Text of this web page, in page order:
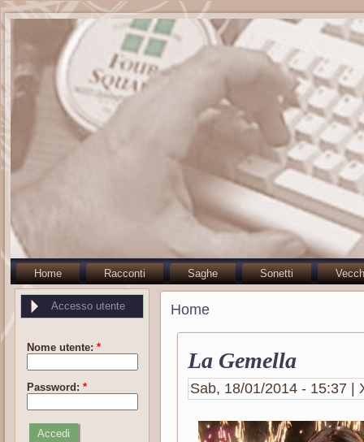
Home Racconti Saghe Sonetti
Accesso utente
Nome utente: *
Password: *
Home
La Gemella
Sab, 18/01/2014 - 15:37 |